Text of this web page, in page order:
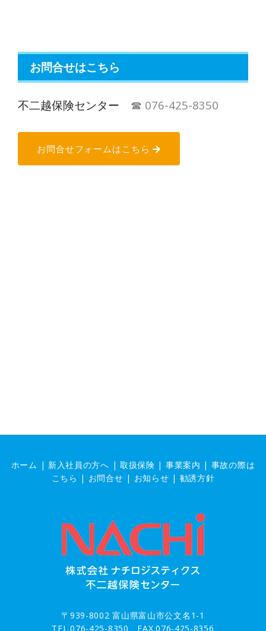
お問合せはこちら
不二越保険センター ☎︎ 076-425-8350
お問合せフォームはこちら
ホーム | 新入社員の方へ | 取扱保険 | 事業案内 | 事故の際は
こちら | お問合せ | お知らせ | 勧誘方針
〒939-8002 富山県富山市公文名1-1
TEL.076-425-8350 FAX.076-425-8356